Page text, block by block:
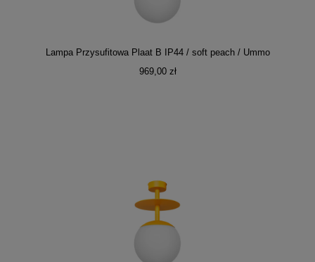
Lampa Przysufitowa Plaat B IP44 / soft peach / Ummo
969,00 zł